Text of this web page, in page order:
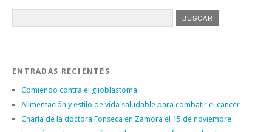
ENTRADAS RECIENTES
Comiendo contra el glioblastoma
Alimentación y estilo de vida saludable para combatir el cáncer
Charla de la doctora Fonseca en Zamora el 15 de noviembre